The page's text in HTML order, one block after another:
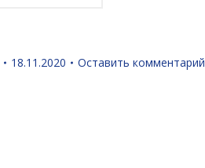
18.11.2020 Оставить комментарий